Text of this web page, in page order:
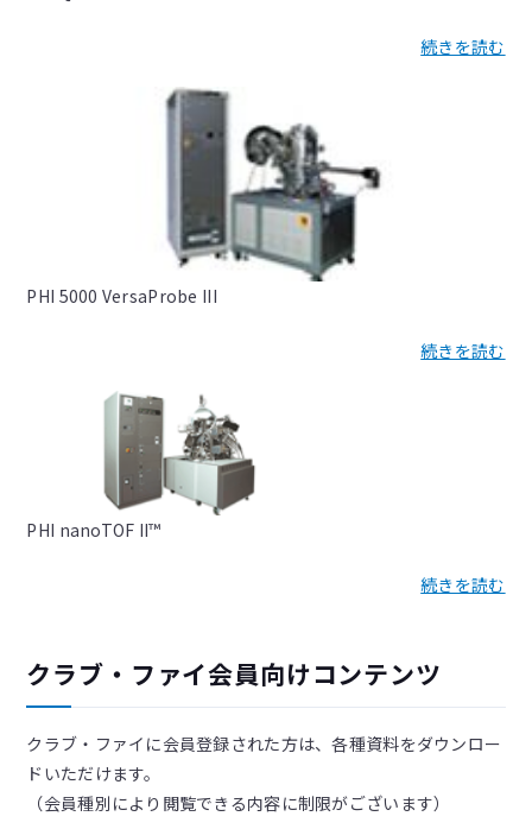
続きを読む
PHI 5000 VersaProbe III
続きを読む
PHI nanoTOF II™
続きを読む
クラブ・ファイ会員向けコンテンツ
クラブ・ファイに会員登録された方は、各種資料をダウンロー
ドいただけます。
（会員種別により閲覧できる内容に制限がございます）